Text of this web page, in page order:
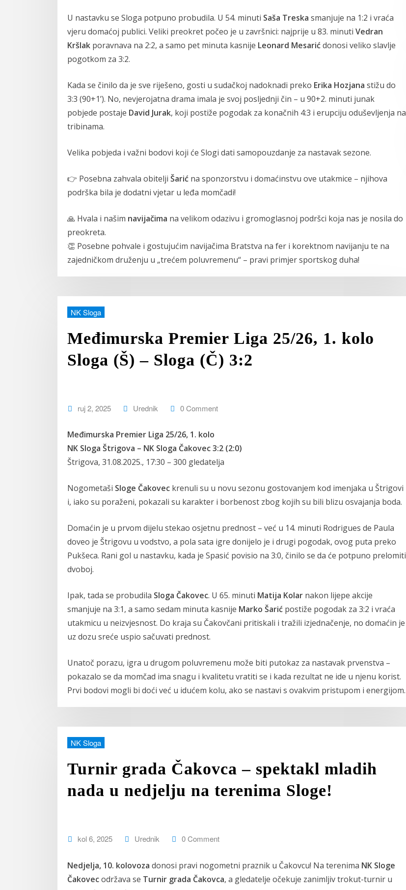
U nastavku se Sloga potpuno probudila. U 54. minuti Saša Treska smanjuje na 1:2 i vraća
vjeru domaćoj publici. Veliki preokret počeo je u završnici: najprije u 83. minuti Vedran
Kršlak poravnava na 2:2, a samo pet minuta kasnije Leonard Mesarićdonosi veliko slavlje
pogotkom za 3:2.
Kada se činilo da je sve riješeno, gosti u sudačkoj nadoknadi preko Erika Hozjana stižu do
3:3 (90+1’). No, nevjerojatna drama imala je svoj posljednji čin – u 90+2. minuti junak
pobjede postaje David Jurak, koji postiže pogodak za konačnih 4:3 i erupciju oduševljenja na
tribinama.
Velika pobjeda i važni bodovi koji će Slogi dati samopouzdanje za nastavak sezone.
👉 Posebna zahvala obitelji Šarić na sponzorstvu i domaćinstvu ove utakmice – njihova
podrška bila je dodatni vjetar u leđa momčadi!
🙏 Hvala i našim navijačima na velikom odazivu i gromoglasnoj podršci koja nas je nosila do
preokreta.
👏 Posebne pohvale i gostujućim navijačima Bratstva na fer i korektnom navijanju te na
zajedničkom druženju u „trećem poluvremenu“ – pravi primjer sportskog duha!
NK Sloga
Međimurska Premier Liga 25/26, 1. kolo
Sloga (Š) – Sloga (Č) 3:2
ruj 2, 2025 Urednik 0 Comment
Međimurska Premier Liga 25/26, 1. kolo
NK Sloga Štrigova – NK Sloga Čakovec 3:2 (2:0)
Štrigova, 31.08.2025., 17:30 – 300 gledatelja
Nogometaši Sloge Čakovec krenuli su u novu sezonu gostovanjem kod imenjaka u Štrigovi
i, iako su poraženi, pokazali su karakter i borbenost zbog kojih su bili blizu osvajanja boda.
Domaćin je u prvom dijelu stekao osjetnu prednost – već u 14. minuti Rodrigues de Paula
doveo je Štrigovu u vodstvo, a pola sata igre donijelo je i drugi pogodak, ovog puta preko
Pukšeca. Rani gol u nastavku, kada je Spasić povisio na 3:0, činilo se da će potpuno prelomiti
dvoboj.
Ipak, tada se probudila Sloga Čakovec. U 65. minuti Matija Kolar nakon lijepe akcije
smanjuje na 3:1, a samo sedam minuta kasnije Marko Šarić postiže pogodak za 3:2 i vraća
utakmicu u neizvjesnost. Do kraja su Čakovčani pritiskali i tražili izjednačenje, no domaćin je
uz dozu sreće uspio sačuvati prednost.
Unatoč porazu, igra u drugom poluvremenu može biti putokaz za nastavak prvenstva –
pokazalo se da momčad ima snagu i kvalitetu vratiti se i kada rezultat ne ide u njenu korist.
Prvi bodovi mogli bi doći već u idućem kolu, ako se nastavi s ovakvim pristupom i energijom.
NK Sloga
Turnir grada Čakovca – spektakl mladih
nada u nedjelju na terenima Sloge!
kol 6, 2025 Urednik 0 Comment
Nedjelja, 10. kolovoza donosi pravi nogometni praznik u Čakovcu! Na terenima NK Sloge
Čakovecodržava se Turnir grada Čakovca, a gledatelje očekuje zanimljiv trokut-turnir u